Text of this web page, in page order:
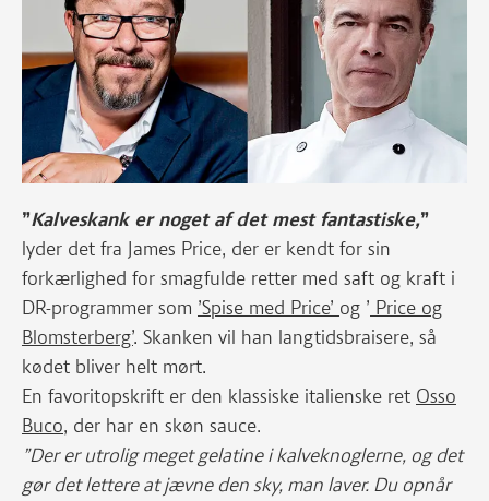
”Kalveskank er noget af det mest fantastiske,”
lyder det fra James Price, der er kendt for sin
forkærlighed for smagfulde retter med saft og kraft i
DR-programmer som ’Spise med Price’ og ’ Price og
Blomsterberg’. Skanken vil han langtidsbraisere, så
kødet bliver helt mørt.
En favoritopskrift er den klassiske italienske ret Osso
Buco, der har en skøn sauce.
”Der er utrolig meget gelatine i kalveknoglerne, og det
gør det lettere at jævne den sky, man laver. Du opnår